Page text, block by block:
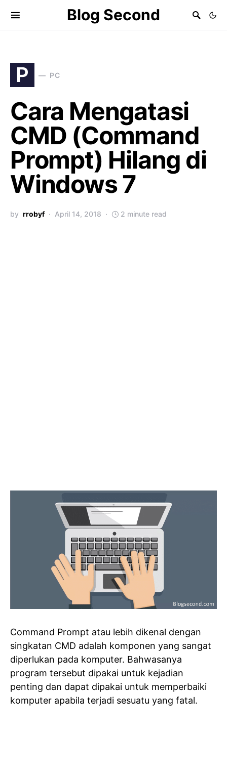
Blog Second
P PC
Cara Mengatasi
CMD (Command
Prompt) Hilang di
Windows 7
by rrobyf April 14, 2018 2 minute read
Command Prompt atau lebih dikenal dengan
singkatan CMD adalah komponen yang sangat
diperlukan pada komputer. Bahwasanya
program tersebut dipakai untuk kejadian
penting dan dapat dipakai untuk memperbaiki
komputer apabila terjadi sesuatu yang fatal.